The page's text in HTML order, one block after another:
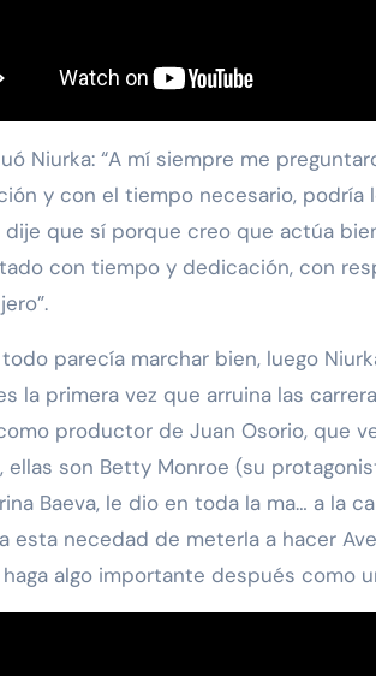
Niurka: “A mí siempre me
y con el tiempo necesario, podría
dije que sí porque creo que actúa
con tiempo y dedicación, con
parecía marchar bien, luego
la primera vez que arruina las
productor de Juan Osorio, que
ellas son Betty Monroe (su
Baeva, le dio en toda la ma… a la
esta necedad de meterla a hacer
algo importante después como